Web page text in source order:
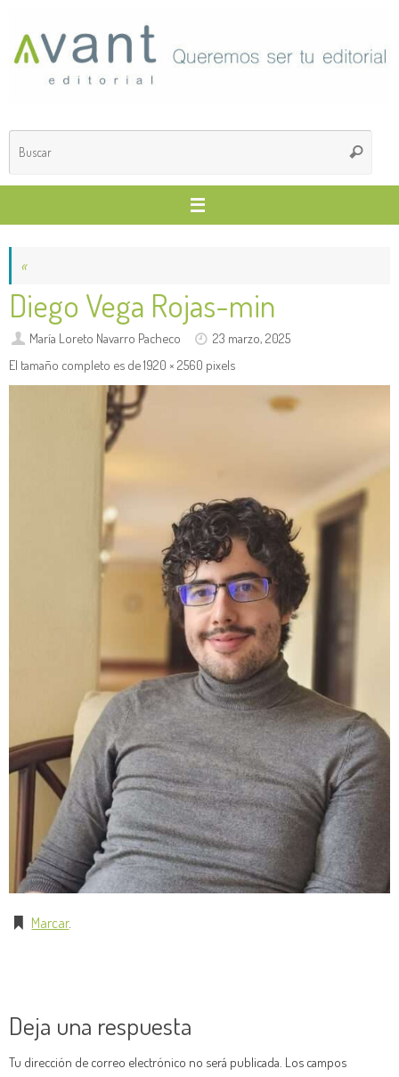
contenido
Buscar
«
Diego Vega Rojas-min
María Loreto Navarro Pacheco
23 marzo, 2025
El tamaño completo es de1920 × 2560 pixels
Marcar.
Deja una respuesta
Tu dirección de correo electrónico no será publicada. Los campos